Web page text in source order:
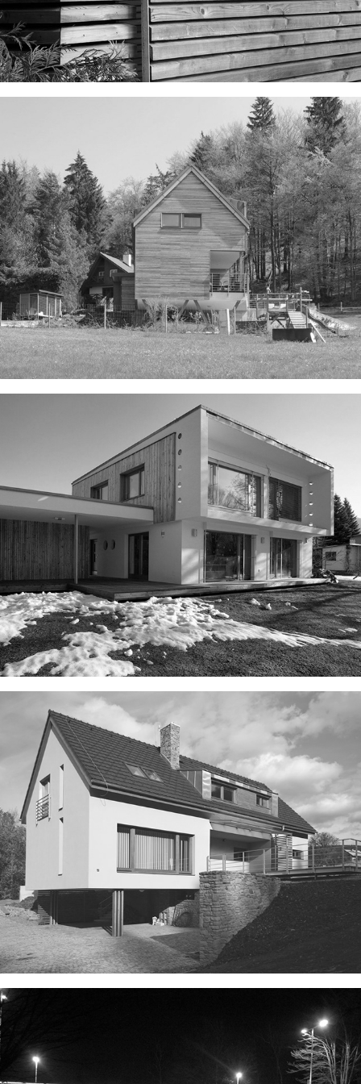
RD VE SLADSKÉM
ŠUMPERÁK HORNÍ KOUTY
MOTÝL POD SEVERKOU